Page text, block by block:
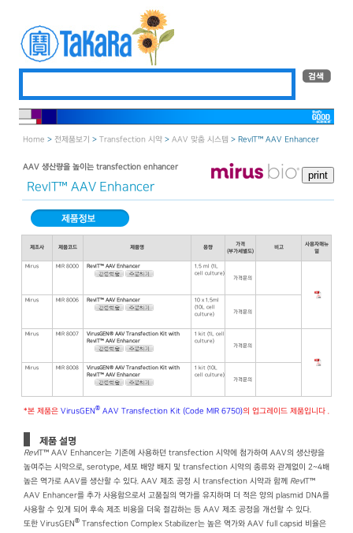
Home > 전제품보기 > Transfection 시약 > AAV 맞춤 시스템 > RevIT™ AAV Enhancer
AAV 생산량을 높이는 transfection enhancer
RevIT™ AAV Enhancer
제조사 제품코드 제품명 용량
가격
(부가세별도)
비고
사용자매뉴
얼
Mirus MIR 8000 RevIT™ AAV Enhancer
1.5 ml (1L
cell culture)
가격문의
Mirus MIR 8006 RevIT™ AAV Enhancer
10 x 1.5ml
(10L cell
culture)
가격문의
Mirus MIR 8007
VirusGEN® AAV Transfection Kit with
RevIT™ AAV Enhancer
1 kit (1L cell
culture)
가격문의
Mirus MIR 8008
VirusGEN® AAV Transfection Kit with
RevIT™ AAV Enhancer
1 kit (10L
cell culture)
가격문의
*본 제품은 VirusGEN® AAV Transfection Kit (Code MIR 6750)의 업그레이드 제품입니다 .
제품 설명
RevIT™ AAV Enhancer는 기존에 사용하던 transfection 시약에 첨가하여 AAV의 생산량을
높여주는 시약으로, serotype, 세포 배양 배지 및 transfection 시약의 종류와 관계없이 2~4배
높은 역가로 AAV를 생산할 수 있다. AAV 제조 공정 시 transfection 시약과 함께 RevIT™
AAV Enhancer를 추가 사용함으로서 고품질의 역가를 유지하며 더 적은 양의 plasmid DNA를
사용할 수 있게 되어 후속 제조 비용을 더욱 절감하는 등 AAV 제조 공정을 개선할 수 있다.
또한 VirusGEN® Transfection Complex Stabilizer는 높은 역가와 AAV full capsid 비율은